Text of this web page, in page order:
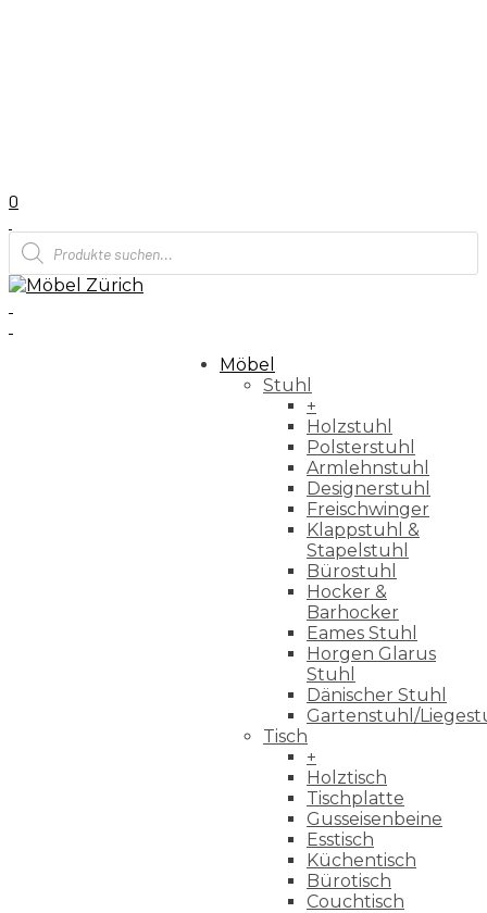
0
Products
search
Möbel
Stuhl
+
Holzstuhl
Polsterstuhl
Armlehnstuhl
Designerstuhl
Freischwinger
Klappstuhl &
Stapelstuhl
Bürostuhl
Hocker &
Barhocker
Eames Stuhl
Horgen Glarus
Stuhl
Dänischer Stuhl
Gartenstuhl/
Tisch
+
Holztisch
Tischplatte
Gusseisenbeine
Esstisch
Küchentisch
Bürotisch
Couchtisch